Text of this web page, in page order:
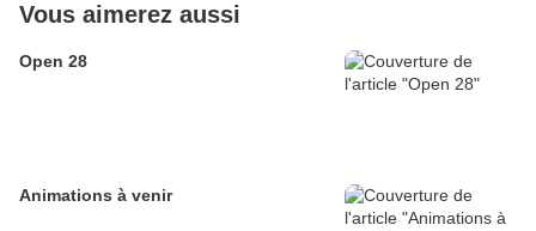
Vous aimerez aussi
Open 28
Animations à venir